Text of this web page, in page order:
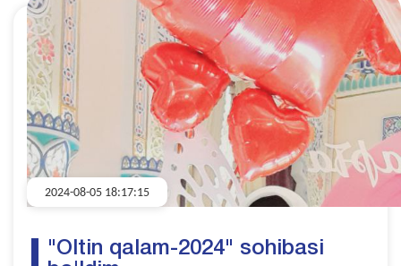
2024-08-05 18:17:15
"Oltin qalam-2024" sohibasi